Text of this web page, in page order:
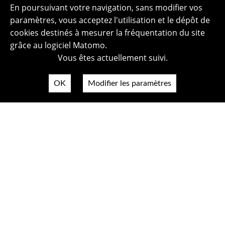
En poursuivant votre navigation, sans modifier vos
paramètres, vous acceptez l'utilisation et le dépôt de
cookies destinés à mesurer la fréquentation du site
grâce au logiciel Matomo.
Vous êtes actuellement suivi.
OK Modifier les paramètres